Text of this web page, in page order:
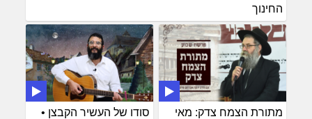
החינוך
סודו של העשיר הקבצן •
מתורת הצמח צדק: מאי